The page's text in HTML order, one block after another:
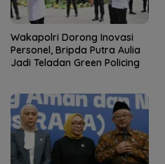
Wakapolri Dorong Inovasi
Personel, Bripda Putra Aulia
Jadi Teladan Green Policing